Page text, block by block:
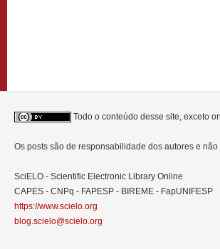
Todo o conteúdo desse site, exceto
Os posts são de responsabilidade dos autores e
SciELO - Scientific Electronic Library Online
CAPES - CNPq - FAPESP - BIREME - FapUNIFESP
https://www.scielo.org
blog.scielo@scielo.org